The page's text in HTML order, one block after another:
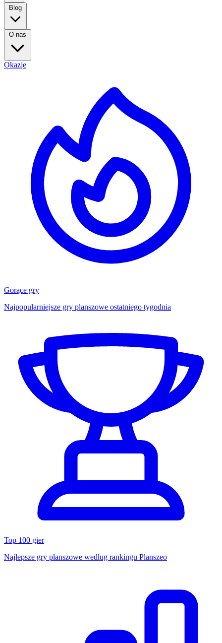
Blog
O nas
Okazje
Gorące gry
Najpopularniejsze gry planszowe ostatniego tygodnia
Top 100 gier
Najlepsze gry planszowe według rankingu Planszeo